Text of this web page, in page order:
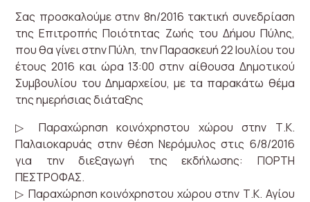
Σας προσκαλούμε στην 8η/2016 τακτική συνεδρίαση
της Επιτροπής Ποιότητας Ζωής του Δήμου Πύλης,
που θα γίνει στην Πύλη, την Παρασκευή 22 Ιουλίου του
έτους 2016 και ώρα 13:00 στην αίθουσα Δημοτικού
Συμβουλίου του Δημαρχείου, με τα παρακάτω θέμα
της ημερήσιας διάταξης
▷ Παραχώρηση κοινόχρηστου χώρου στην Τ.Κ.
Παλαιοκαρυάς στην θέση Νερόμυλος στις 6/8/2016
για την διεξαγωγή της εκδήλωσης: ΓΙΟΡΤΗ
ΠΕΣΤΡΟΦΑΣ.
▷ Παραχώρηση κοινόχρηστου χώρου στην Τ.Κ. Αγίου